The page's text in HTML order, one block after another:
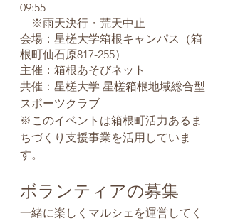
09:55
※雨天決行・荒天中止
会場：星槎大学箱根キャンパス（箱
根町仙石原817-255）
主催：箱根あそびネット
共催：星槎大学 星槎箱根地域総合型
スポーツクラブ
※このイベントは箱根町活力あるま
ちづくり支援事業を活用していま
す。
ボランティアの募集
一緒に楽しくマルシェを運営してく